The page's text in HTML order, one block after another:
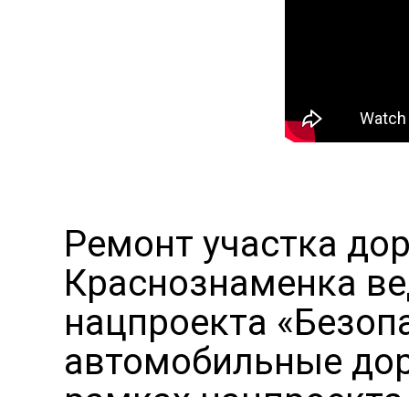
Ремонт участка
Краснознаменка
нацпроекта
автомобильные